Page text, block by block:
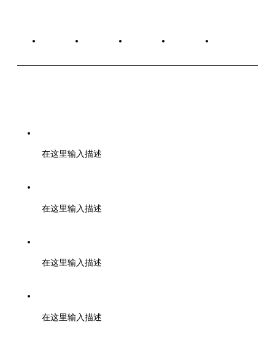
关于我们 广告服务 版权声明 网站建设
在这里输入描述
在这里输入描述
在这里输入描述
在这里输入描述